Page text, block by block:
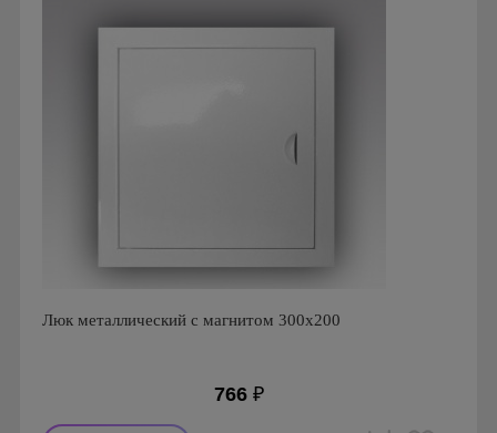
Люк металлический с магнитом 300х200
766₽